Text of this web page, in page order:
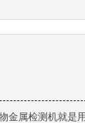
金属检测机就是